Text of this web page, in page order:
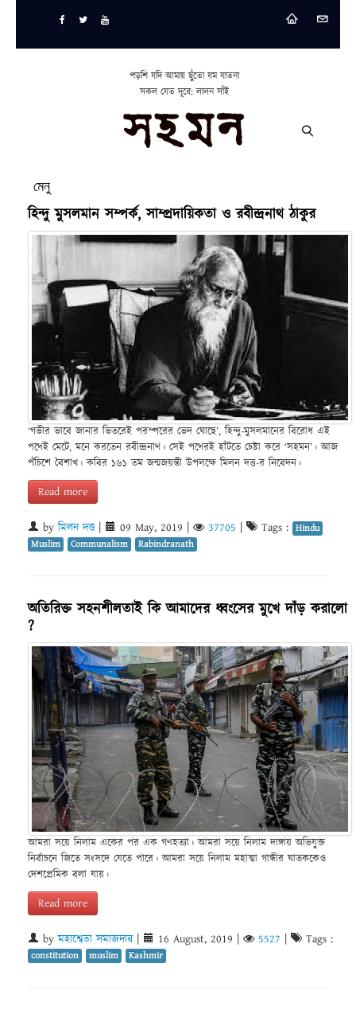
পড়শি যদি আমায় ছুঁতো যম যাতনা
সকল যেত দূরে: লালন সাঁই
মেনু
হিন্দু মুসলমান সম্পর্ক, সাম্প্রদায়িকতা ও রবীন্দ্রনাথ ঠাকুর
‘গভীর ভাবে জানার ভিতরেই পরস্পরের ভেদ ঘোছে’, হিন্দু-মুসলমানের বিরোধ এই
পথেই মেটে, মনে করতেন রবীন্দ্রনাথ। সেই পথেরই হাঁটতে চেষ্টা করে ‘সহমন’। আজ
পঁচিশে বৈশাখ। কবির ১৬১ তম জন্মজয়ন্তী উপলক্ষে মিলন দত্ত-র নিবেদন।
Read more
byমিলন দত্ত| 09 May, 2019 37705 Tags : Hindu
Muslim
Communalism Rabindranath
অতিরিক্ত সহনশীলতাই কি আমাদের ধ্বংসের মুখে দাঁড় করালো
?
আমরা সয়ে নিলাম একের পর এক গণহত্যা। আমরা সয়ে নিলাম দাঙ্গায় অভিযুক্ত
নির্বাচনে জিতে সংসদে যেতে পারে। আমরা সয়ে নিলাম মহাত্মা গান্ধীর ঘাতককেও
দেশপ্রেমিক বলা যায়।
Read more
byমহাশ্বেতা সমাজদার| 16 August, 2019 5527 Tags :
constitution muslim Kashmir